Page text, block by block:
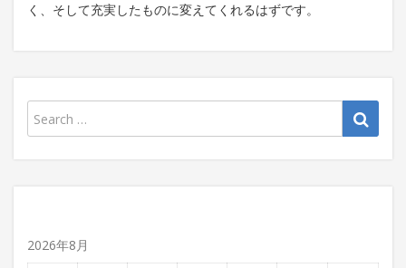
く、そして充実したものに変えてくれるはずです。
2026年8月